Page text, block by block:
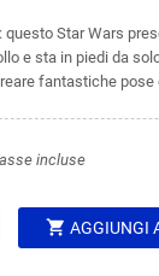
questo Star Wars
e sta in piedi da
fantastiche pose
incluse
shopping_cart AGGIUNGI